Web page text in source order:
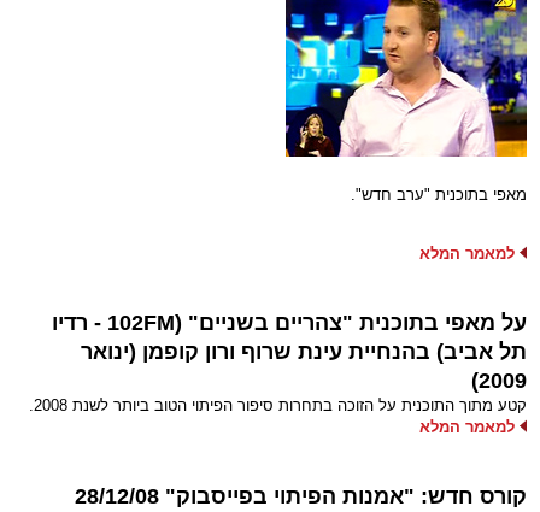
מאפי בתוכנית "ערב חדש".
למאמר המלא
על מאפי בתוכנית "צהריים בשניים" (102FM - רדיו
תל אביב) בהנחיית עינת שרוף ורון קופמן (ינואר
2009)
קטע מתוך התוכנית על הזוכה בתחרות סיפור הפיתוי הטוב ביותר לשנת 2008.
למאמר המלא
קורס חדש: "אמנות הפיתוי בפייסבוק" 28/12/08